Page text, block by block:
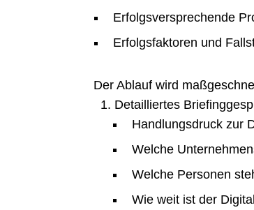
Erfolgsversprechende
Erfolgsfaktoren und
Der Ablauf wird
Detailliertes
Handlungsdruck zur
Welche
Welche Personen
Wie weit ist der